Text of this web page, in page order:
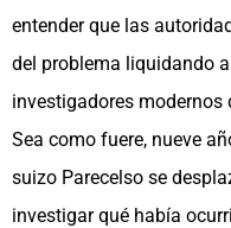
entender que las
del problema liquidando
investigadores
Sea como fuere, nueve
suizo Parecelso se
investigar qué había